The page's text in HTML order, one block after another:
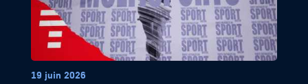
19 juin 2026